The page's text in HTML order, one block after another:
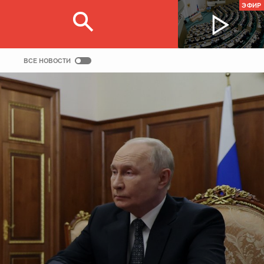
ЭФИР
ВСЕ НОВОСТИ